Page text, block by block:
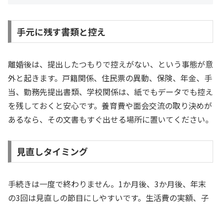
手元に残す書類と控え
離婚後は、提出したつもりで控えがない、という事態が意
外と起きます。戸籍関係、住民票の異動、保険、年金、手
当、勤務先提出書類、学校関係は、紙でもデータでも控え
を残しておくと安心です。養育費や面会交流の取り決めが
あるなら、その文書もすぐ出せる場所に置いてください。
見直しタイミング
手続きは一度で終わりません。1か月後、3か月後、年末
の3回は見直しの節目にしやすいです。生活費の実額、子